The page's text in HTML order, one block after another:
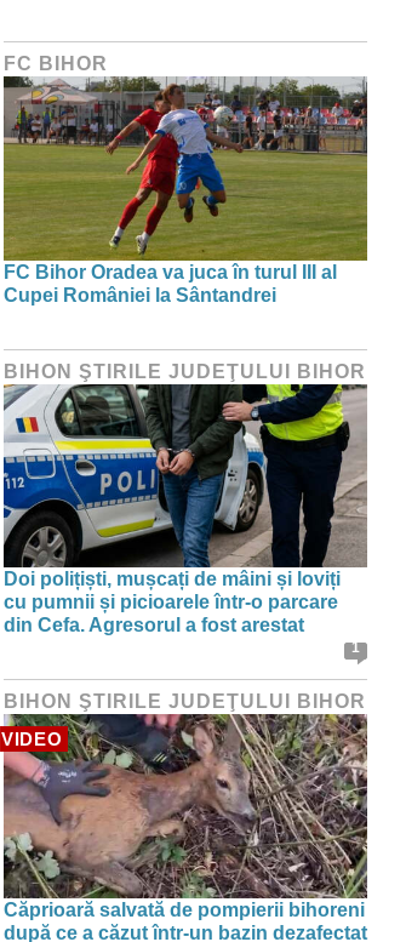
FC BIHOR
FC Bihor Oradea va juca în turul III al
Cupei României la Sântandrei
BIHON ŞTIRILE JUDEŢULUI BIHOR
Doi polițiști, mușcați de mâini și loviți
cu pumnii și picioarele într-o parcare
din Cefa. Agresorul a fost arestat
1
BIHON ŞTIRILE JUDEŢULUI BIHOR
VIDEO
Căprioară salvată de pompierii bihoreni
după ce a căzut într-un bazin dezafectat